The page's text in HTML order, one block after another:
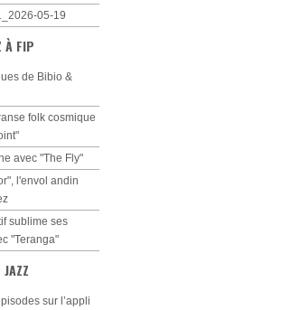
05-19
À FIP
de Bibio &
folk cosmique
avec "The Fly"
l'envol andin
sublime ses
"Teranga"
JAZZ
sur l’appli